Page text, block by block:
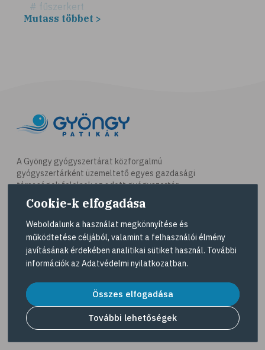
# fűszerkert
# fűszernövény
# vízhajtás
# aranyvessző
# mezei zsurló
# rozmaring
# magas vérnyomás
# vérnyomás
# galagonya
# @egeszsegmagazin
# illóolaj
Mutass többet >
A Gyöngy gyógyszertárat közforgalmú
gyógyszertárként üzemeltető egyes gazdasági
társaságok felelnek az adott gyógyszertár
működésért. A Gyöngy gyógyszertárak listáját és
elérhetőségeit a Gyógyszertár kereső
tekintheti meg.
Navigáció
Dermokozmetikumok
Gyöngy Patika Magazin
Cookie-k elfogadása
Weboldalunk a használat megkönnyítése és
működtetése céljából, valamint a felhasználói élmény
javításának érdekében analitikai sütiket használ. További
információk az Adatvédelmi nyilatkozatban.
Összes elfogadása
További lehetőségek